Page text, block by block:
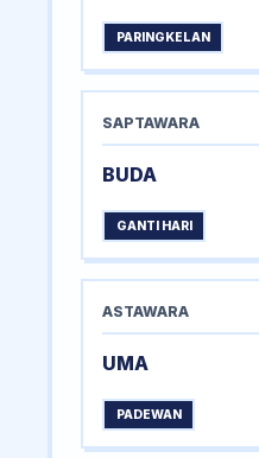
PARINGKELAN
SAPTAWARA
BUDA
GANTI HARI
ASTAWARA
UMA
PADEWAN